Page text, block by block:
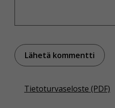
Tietoturvaseloste (PDF)